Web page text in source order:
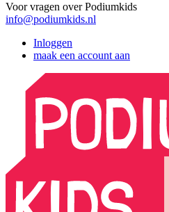
Voor vragen over Podiumkids
info@podiumkids.nl
Inloggen
maak een account aan